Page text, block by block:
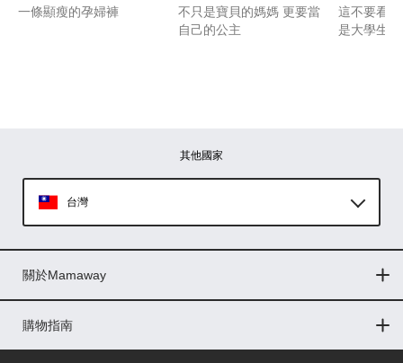
一條顯瘦的孕婦褲
不只是寶貝的媽媽 更要當
自己的公主
這不要看
是大學生
其他國家
台灣
印尼
菲律賓
馬來西亞
關於Mamaway
門市據點
最新消息
品牌故事
人力招募
媒體花絮
隱私權聲明
CSR企業社會責任
購物指南
購物常見問題
退換貨問題
儲值金使用條款
購買儲值金
發票問題
會員權益
線上留言
吸乳器-免費體驗